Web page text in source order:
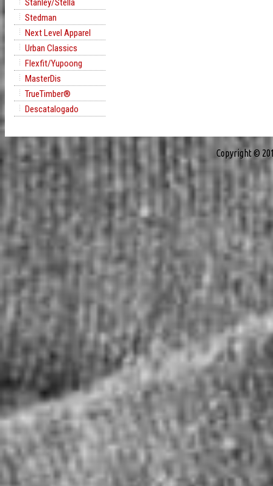
Stanley/Stella
Stedman
Next Level Apparel
Urban Classics
Flexfit/Yupoong
MasterDis
TrueTimber®
Descatalogado
Copyright ©